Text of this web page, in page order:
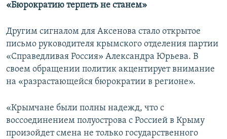
«Бюрократию терпеть не станем»
Другим сигналом для Аксенова стало открытое
письмо руководителя крымского отделения партии
«Справедливая Россия» Александра Юрьева. В
своем обращении политик акцентирует внимание
на «разрастающейся бюрократии в регионе».
«Крымчане были полны надежд, что с
воссоединением полуострова с Россией в Крыму
произойдет смена не только государственного